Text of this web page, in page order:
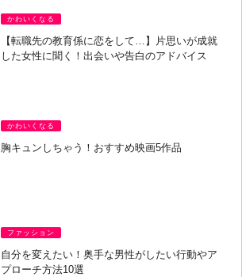
かわいくなる
【転職先の教育係に恋をして…】片思いが成就
した女性に聞く！出会いや告白のアドバイス
かわいくなる
胸キュンしちゃう！おすすめ映画5作品
ファッション
自分を変えたい！奥手な男性がしたい行動やア
プローチ方法10選